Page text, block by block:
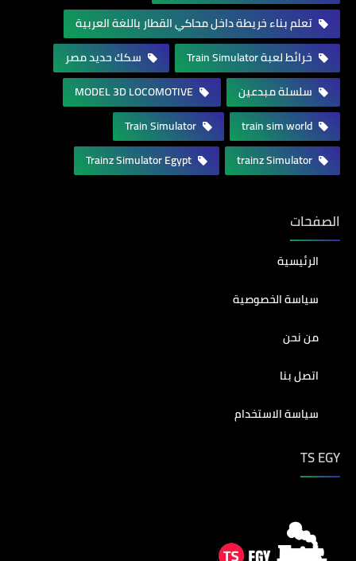
تعلم بناء خريطة داخل محاكي القطار باللغة العربية
خرائط لعبة Train Simulator
سكك حديد مصر
سلسلة مبدعين
الصفحات
الرئيسية
سياسة الخصوصية
من نحن
اتصل بنا
سياسة الاستخدام
TS EGY